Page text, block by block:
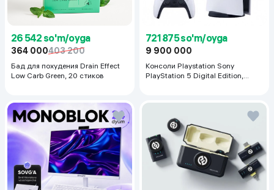
26 542 so'm/oyga
364 000403 200
Бад для похудения Drain Effect
Low Carb Green, 20 стиков
721 875 so'm/oyga
9 900 000
Консоли Playstation Sony
PlayStation 5 Digital Edition,